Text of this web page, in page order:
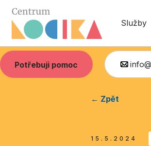
Služby
Potřebuji pomoc
← Zpět
15.5.2024